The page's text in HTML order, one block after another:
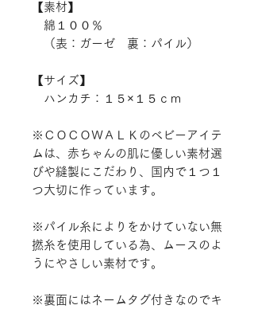
【素材】
綿１００％
（表：ガーゼ 裏：パイル）
【サイズ】
ハンカチ：１５×１５ｃｍ
※ＣＯＣＯＷＡＬＫのベビーアイテ
ムは、赤ちゃんの肌に優しい素材選
びや縫製にこだわり、国内で１つ１
つ大切に作っています。
※パイル糸によりをかけていない無
撚糸を使用している為、ムースのよ
うにやさしい素材です。
※裏面にはネームタグ付きなのでキ